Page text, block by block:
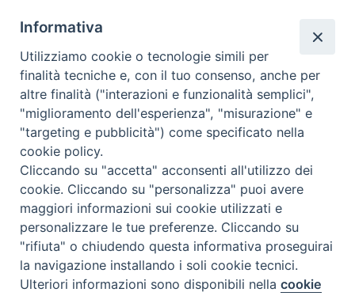
La chiesa venne realizzata tra il 1961 ed il 1970.
Nel 1976 dal territorio del Cuore Immacolato venne
ricavato quello della nuova parrocchia di San Paolo.
Bibliografia
Chiesa di Sant’Antonio
La chiesa di Sant’Antonio venne edificata nel 1907 per
iniziativa di don Peano con gli Orionisti, a cui
appartenne, prima come colonia agricola, ora solo più
come struttura; la chiesa è affidata agli Ortodossi.
Bibliografia
Parrocchia San Paolo
La parrocchia San Paolo venne istituita nel 1976 nel
quartiere “Cuneo 2”, stralciandola dalle parrocchie del
Preferenze Cookie
Informativa
Utilizziamo cookie o tecnologie simili per
finalità tecniche e, con il tuo consenso, anche per
altre finalità ("interazioni e funzionalità semplici",
"miglioramento dell'esperienza", "misurazione" e
"targeting e pubblicità") come specificato nella
cookie policy.
Cliccando su "accetta" acconsenti all'utilizzo dei
cookie. Cliccando su "personalizza" puoi avere
maggiori informazioni sui cookie utilizzati e
personalizzare le tue preferenze. Cliccando su
"rifiuta" o chiudendo questa informativa proseguirai
la navigazione installando i soli cookie tecnici.
Ulteriori informazioni sono disponibili nellacookie